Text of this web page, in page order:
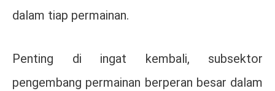
dalam tiap permainan.
Penting di ingat kembali, subsektor
pengembang permainan berperan besar dalam